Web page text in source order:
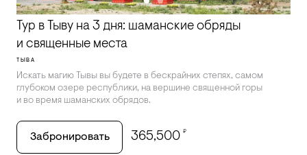
Тур в Тыву на 3 дня: шаманские обряды
и священные места
ТЫВА
Искать магию Тывы вы будете в бескрайних степях, самом
глубоком озере республики, на вершине священной горы
и во время шаманских обрядов.
Забронировать 365,500 ₽